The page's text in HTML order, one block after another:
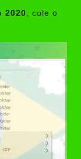
2020, cole o